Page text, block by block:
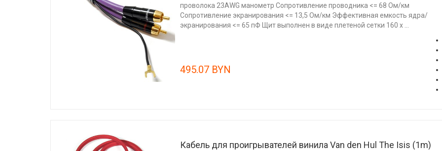
проволока 23AWG манометр Сопротивление проводника <= 68 Ом/км
Сопротивление экранирования <= 13,5 Ом/км Эффективная емкость ядра/
экранирования <= 65 пФ Щит выполнен в виде плетеной сетки 160 х ...
495.07 BYN
Кабель для проигрывателей винила Van den Hul The Isis (1m)